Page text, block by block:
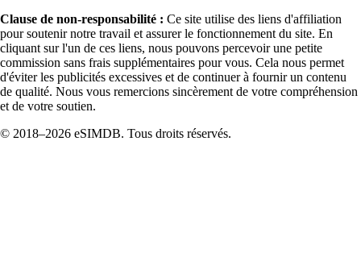
Clause de non-responsabilité : Ce site utilise des liens d'affiliation
pour soutenir notre travail et assurer le fonctionnement du site. En
cliquant sur l'un de ces liens, nous pouvons percevoir une petite
commission sans frais supplémentaires pour vous. Cela nous permet
d'éviter les publicités excessives et de continuer à fournir un contenu
de qualité. Nous vous remercions sincèrement de votre compréhension
et de votre soutien.
© 2018–2026 eSIMDB. Tous droits réservés.